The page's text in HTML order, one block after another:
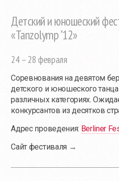
Детский и юношеский
«Tanzolymp ’12»
24 – 28 февраля
Соревнования на девятом
детского и юношеского
различных категориях.
конкурсантов из десятков
Адрес проведения: Berliner
Сайт фестиваля →